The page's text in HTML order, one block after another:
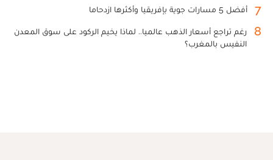
7 أفضل 5 مسارات جوية بإفريقيا وأكثرها ازدحاما
8
رغم تراجع أسعار الذهب عالميا.. لماذا يخيم الركود على سوق المعدن
النفيس بالمغرب؟